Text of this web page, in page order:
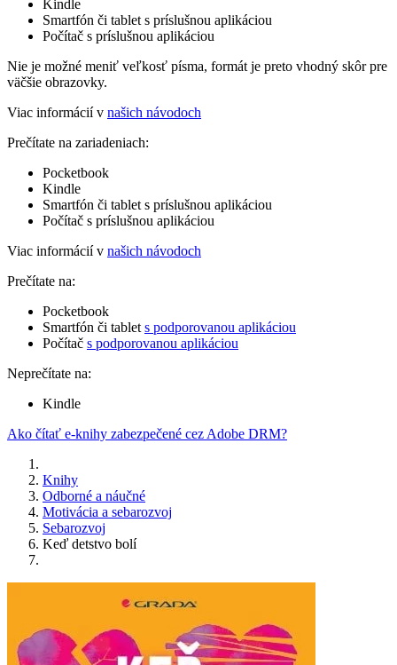
Kindle
Smartfón či tablet s príslušnou aplikáciou
Počítač s príslušnou aplikáciou
Nie je možné meniť veľkosť písma, formát je preto vhodný skôr pre
väčšie obrazovky.
Viac informácií v našich návodoch
Prečítate na zariadeniach:
Pocketbook
Kindle
Smartfón či tablet s príslušnou aplikáciou
Počítač s príslušnou aplikáciou
Viac informácií v našich návodoch
Prečítate na:
Pocketbook
Smartfón či tablet s podporovanou aplikáciou
Počítač s podporovanou aplikáciou
Neprečítate na:
Kindle
Ako čítať e-knihy zabezpečené cez Adobe DRM?
Knihy
Odborné a náučné
Motivácia a sebarozvoj
Sebarozvoj
Keď detstvo bolí